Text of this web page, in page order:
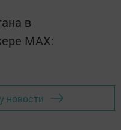
в
MАХ:
новости